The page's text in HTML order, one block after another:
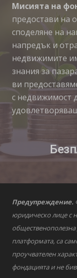
Мисията на
предостави на
споделяне на
напредък и
недвижимите
знания за
ви
с недвижимост
Предупреждение.
юридическо лице с
платформата, са
проучвателен
фондацията и не